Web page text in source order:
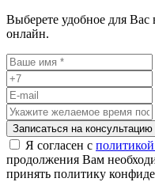
Выберете удобное для Вас
онлайн.
Записаться на консультацию
Я согласен с
продолжения Вам
принять политику